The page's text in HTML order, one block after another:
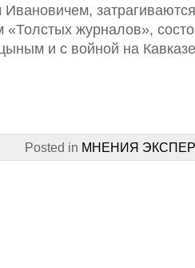
журналов»,
и с войной на
Posted in МНЕНИЯ